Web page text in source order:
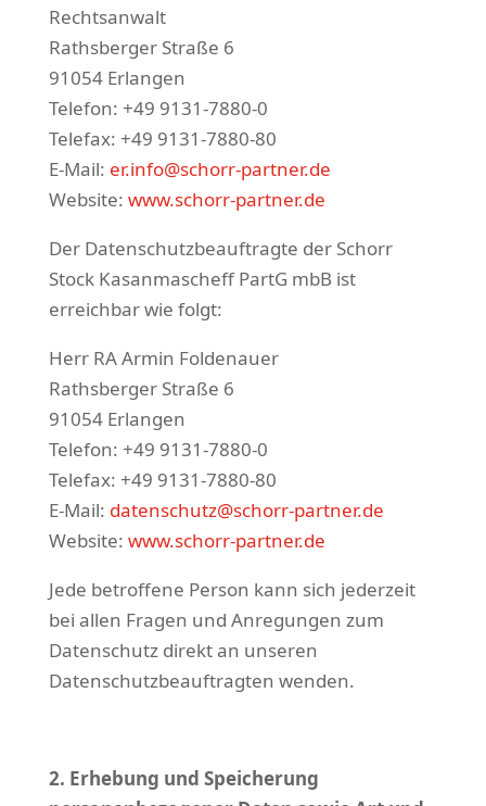
Rechtsanwalt
Rathsberger Straße 6
91054 Erlangen
Telefon: +49 9131-7880-0
Telefax: +49 9131-7880-80
E-Mail: er.info@schorr-partner.de
Website: www.schorr-partner.de
Der Datenschutzbeauftragte der Schorr
Stock Kasanmascheff PartG mbB ist
erreichbar wie folgt:
Herr RA Armin Foldenauer
Rathsberger Straße 6
91054 Erlangen
Telefon: +49 9131-7880-0
Telefax: +49 9131-7880-80
E-Mail: datenschutz@schorr-partner.de
Website: www.schorr-partner.de
Jede betroffene Person kann sich jederzeit
bei allen Fragen und Anregungen zum
Datenschutz direkt an unseren
Datenschutzbeauftragten wenden.
2. Erhebung und Speicherung